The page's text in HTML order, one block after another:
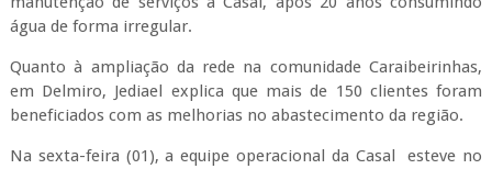
água de forma irregular.
Quanto à ampliação da rede na comunidade Caraibeirinhas,
em Delmiro, Jediael explica que mais de 150 clientes foram
beneficiados com as melhorias no abastecimento da região.
Na sexta-feira (01), a equipe operacional da Casal esteve no